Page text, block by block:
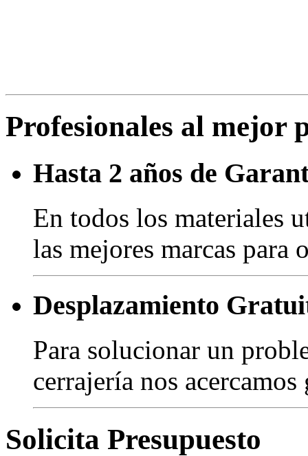
Profesionales al mejor
Hasta 2 años de
En todos los materiales
las mejores marcas para
Desplazamiento
Para solucionar un
cerrajería nos
Solicita Presupuesto